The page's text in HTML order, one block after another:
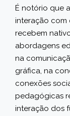
É notório que
interação com
recebem
abordagens
na
gráfica, na
conexões
pedagógicas
interação dos